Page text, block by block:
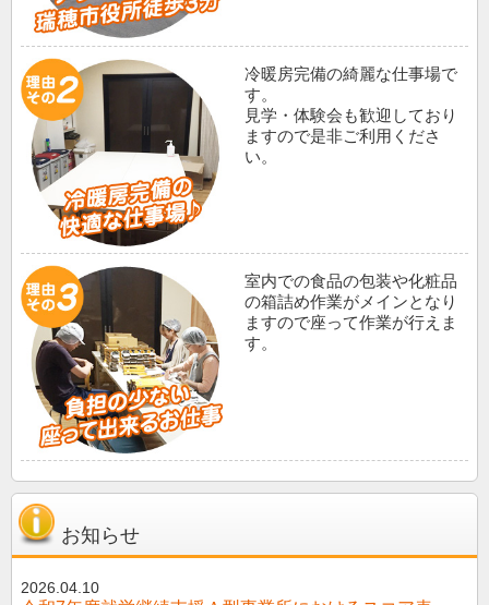
冷暖房完備の綺麗な仕事場で
す。
見学・体験会も歓迎しており
ますので是非ご利用くださ
い。
室内での食品の包装や化粧品
の箱詰め作業がメインとなり
ますので座って作業が行えま
す。
お知らせ
2026.04.10